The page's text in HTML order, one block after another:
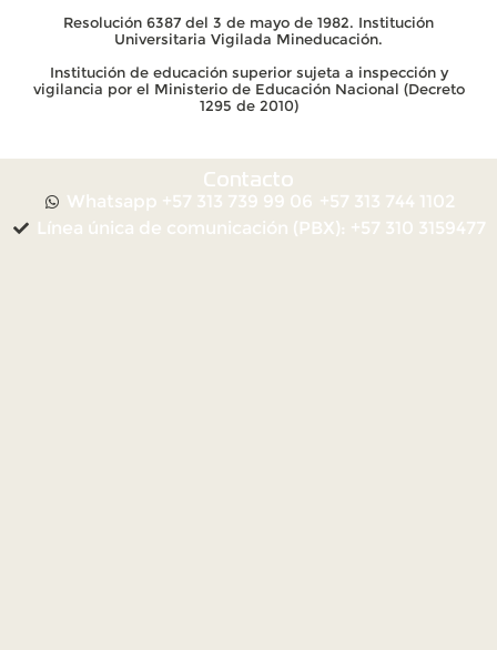
Resolución 6387 del 3 de mayo de 1982. Institución
Universitaria Vigilada Mineducación.
Institución de educación superior sujeta a inspección y
vigilancia por el Ministerio de Educación Nacional (Decreto
1295 de 2010)
Contacto
Whatsapp +57 313 739 99 06 +57 313 744 1102
Línea única de comunicación (PBX): +57 310 3159477